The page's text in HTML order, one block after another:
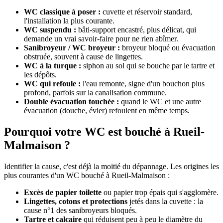
WC classique à poser : cuvette et réservoir standard,
l'installation la plus courante.
WC suspendu : bâti-support encastré, plus délicat, qui
demande un vrai savoir-faire pour ne rien abîmer.
Sanibroyeur / WC broyeur : broyeur bloqué ou évacuation
obstruée, souvent à cause de lingettes.
WC à la turque : siphon au sol qui se bouche par le tartre et
les dépôts.
WC qui refoule : l'eau remonte, signe d'un bouchon plus
profond, parfois sur la canalisation commune.
Double évacuation touchée : quand le WC et une autre
évacuation (douche, évier) refoulent en même temps.
Pourquoi votre WC est bouché à Rueil-
Malmaison ?
Identifier la cause, c'est déjà la moitié du dépannage. Les origines les
plus courantes d'un WC bouché à Rueil-Malmaison :
Excès de papier toilette ou papier trop épais qui s'agglomère.
Lingettes, cotons et protections jetés dans la cuvette : la
cause n°1 des sanibroyeurs bloqués.
Tartre et calcaire qui réduisent peu à peu le diamètre du